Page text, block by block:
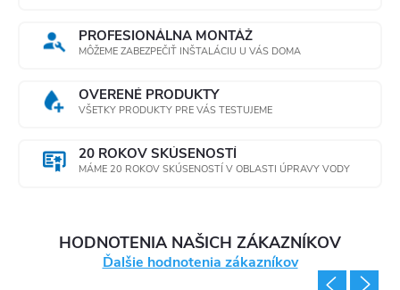
PROFESIONÁLNA MONTÁŽ
MÔŽEME ZABEZPEČIŤ INŠTALÁCIU U VÁS DOMA
OVERENÉ PRODUKTY
VŠETKY PRODUKTY PRE VÁS TESTUJEME
20 ROKOV SKÚSENOSTÍ
MÁME 20 ROKOV SKÚSENOSTÍ V OBLASTI ÚPRAVY VODY
HODNOTENIA NAŠICH ZÁKAZNÍKOV
Ďalšie hodnotenia zákazníkov